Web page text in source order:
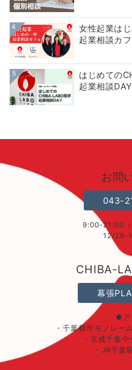
4
女性起業は
起業相談カフ
5
はじめての
起業相談DAY
お問
043-
9:00-21:00（
12/29-
CHIBA-
幕張
●ア
・千葉都市モノレー
・京成千葉
・JR千葉